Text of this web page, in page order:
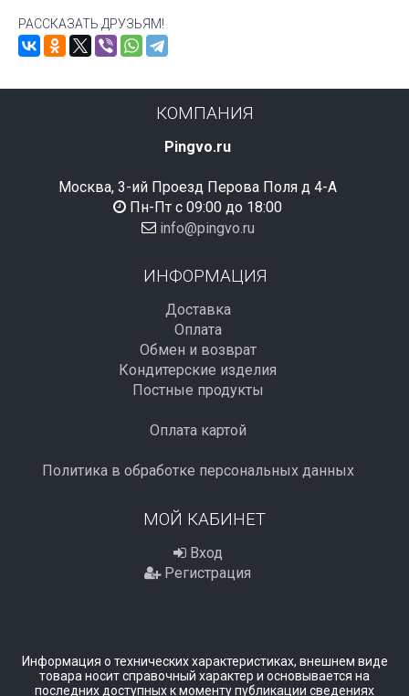
РАССКАЗАТЬ ДРУЗЬЯМ!
КОМПАНИЯ
Pingvo.ru
Москва, 3-ий Проезд Перова Поля д 4-А
Пн-Пт с 09:00 до 18:00
info@pingvo.ru
ИНФОРМАЦИЯ
Доставка
Оплата
Обмен и возврат
Кондитерские изделия
Постные продукты
Оплата картой
Политика в обработке персональных данных
МОЙ КАБИНЕТ
Вход
Регистрация
Информация о технических характеристиках, внешнем виде
товара носит справочный характер и основывается на
последних доступных к моменту публикации сведениях